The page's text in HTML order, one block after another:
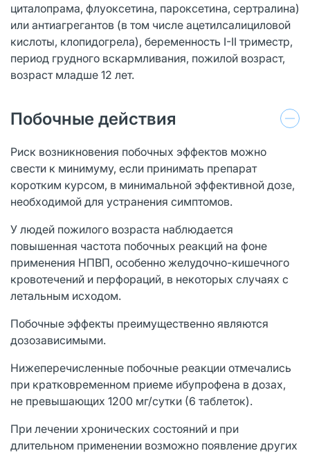
циталопрама, флуоксетина, пароксетина, сертралина)
или антиагрегантов (в том числе ацетилсалициловой
кислоты, клопидогрела), беременность I-II триместр,
период грудного вскармливания, пожилой возраст,
возраст младше 12 лет.
Побочные действия
Риск возникновения побочных эффектов можно
свести к минимуму, если принимать препарат
коротким курсом, в минимальной эффективной дозе,
необходимой для устранения симптомов.
У людей пожилого возраста наблюдается
повышенная частота побочных реакций на фоне
применения НПВП, особенно желудочно-кишечного
кровотечений и перфораций, в некоторых случаях с
летальным исходом.
Побочные эффекты преимущественно являются
дозозависимыми.
Нижеперечисленные побочные реакции отмечались
при кратковременном приеме ибупрофена в дозах,
не превышающих 1200 мг/сутки (6 таблеток).
При лечении хронических состояний и при
длительном применении возможно появление других